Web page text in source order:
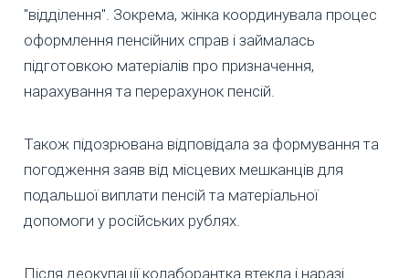
"відділення". Зокрема, жінка координувала процес
оформлення пенсійних справ і займалась
підготовкою матеріалів про призначення,
нарахування та перерахунок пенсій.
Також підозрювана відповідала за формування та
погодження заяв від місцевих мешканців для
подальшої виплати пенсій та матеріальної
допомоги у російських рублях.
Після деокупації колаборантка втекла і наразі